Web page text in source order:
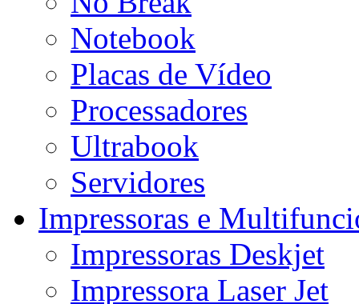
Notebook
Placas de Vídeo
Processadores
Ultrabook
Servidores
Impressoras e
Impressoras Deskjet
Impressora Laser Jet